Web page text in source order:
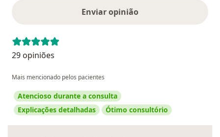
Enviar opinião
29 opiniões
Mais mencionado pelos pacientes
Atencioso durante a consulta
Explicações detalhadas
Ótimo consultório